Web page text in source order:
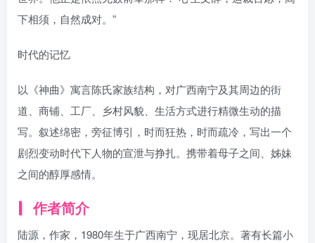
下相须，自然成对。”
时代的记忆
以《神曲》寓言陈氏家族结构，对广西南宁及其周边的街
道、商铺、工厂、乡村风貌、生活方式进行精微生动的描
写。叙述绵密，旁征博引，时而狂热，时而疏冷，写出一个
剧烈变动时代下人物的宣泄与挣扎。携带着母子之间、姊妹
之间的醇厚感情。
作者简介
陆源，作家，1980年生于广西南宁，现居北京。著有长篇小